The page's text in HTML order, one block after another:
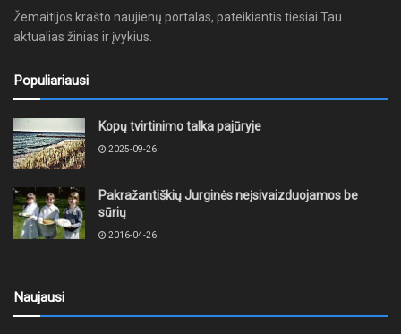
Žemaitijos krašto naujienų portalas, pateikiantis tiesiai Tau
aktualias žinias ir įvykius.
Populiariausi
Kopų tvirtinimo talka pajūryje
2025-09-26
Pakražantiškių Jurginės neįsivaizduojamos be
sūrių
2016-04-26
Naujausi